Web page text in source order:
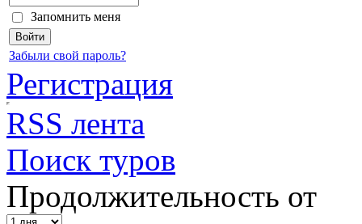
Запомнить меня
Забыли свой пароль?
Регистрация
RSS лента
Поиск туров
Продолжительность от